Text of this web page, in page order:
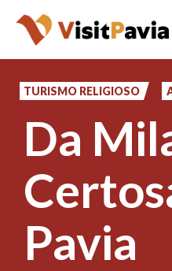
Salta
contenuto
principale
IT
TURISMO RELIGIOSO
Da
Pavia